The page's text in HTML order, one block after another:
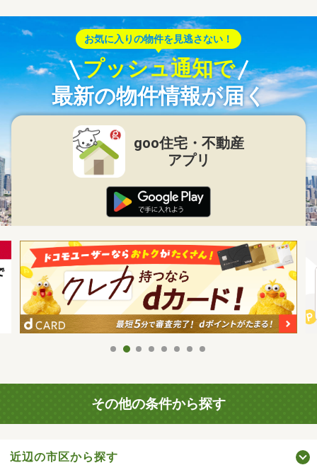
お気に入りの物件を見逃さない！
プッシュ通知で
最新の物件情報が届く
goo住宅・不動産
アプリ
その他の条件から探す
近辺の市区から探す